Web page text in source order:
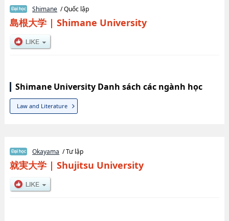
Shimane / Quốc lập
島根大学| Shimane University
Shimane University Danh sách các ngành học
Law and Literature
Okayama / Tư lập
就実大学| Shujitsu University